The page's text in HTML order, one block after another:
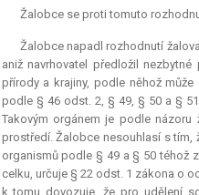
Žalobce se proti tomuto
Žalobce napadl rozhodnutí
aniž navrhovatel předložil
přírody a krajiny, podle něhož
podle § 46 odst. 2, § 49, § 50 a §
Takovým orgánem je podle
prostředí. Žalobce nesouhlasí s tím,
organismů podle § 49 a § 50 téhož
celku, určuje § 22 odst. 1 zákona o
k tomu dovozuje, že pro udělení